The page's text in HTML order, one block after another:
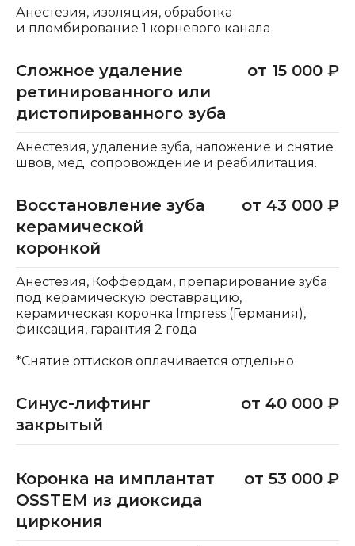
Анестезия, изоляция, обработка
и пломбирование 1 корневого канала
Сложное удаление
ретинированного или
дистопированного зуба
от 15 000 ₽
Анестезия, удаление зуба, наложение и снятие
швов, мед. сопровождение и реабилитация.
Восстановление зуба
керамической
коронкой
от 43 000 ₽
Анестезия, Коффердам, препарирование зуба
под керамическую реставрацию,
керамическая коронка Impress (Германия),
фиксация, гарантия 2 года
*Снятие оттисков оплачивается отдельно
Синус-лифтинг
закрытый
от 40 000 ₽
Коронка на имплантат
OSSTEM из диоксида
циркония
от 53 000 ₽